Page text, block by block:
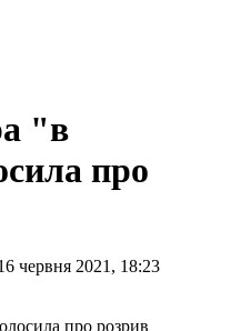
"в
про
червня 2021, 18:23